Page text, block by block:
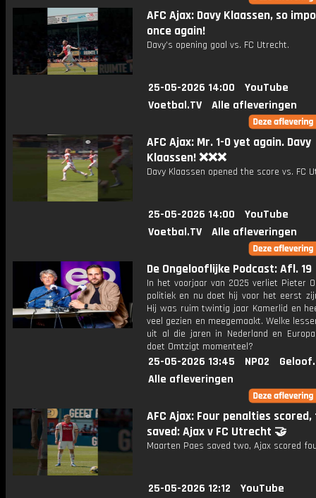
AFC Ajax: Davy Klaassen, so
once again!
Davy’s opening goal vs. FC Utrecht.
25-05-2026 14:00
YouTube
Voetbal.TV
Alle afleveringen
AFC Ajax: Mr. 1-0 yet again. Davy
Klaassen! ❌❌❌
Davy Klaassen opened the score vs. FC
25-05-2026 14:00
YouTube
Voetbal.TV
Alle afleveringen
De Ongelooflijke Podcast: Afl. 19
In het voorjaar van 2025 verliet Pieter
politiek en nu doet hij voor het eerst
Hij was ruim twintig jaar Kamerlid en
veel gezien en meegemaakt. Welke
uit al die jaren in Nederland en
doet Omtzigt momenteel?
25-05-2026 13:45 NPO2
Alle afleveringen
AFC Ajax: Four penalties
saved: Ajax v FC Utrecht 🤝
Maarten Paes saved two, Ajax scored
25-05-2026 12:12
YouTube